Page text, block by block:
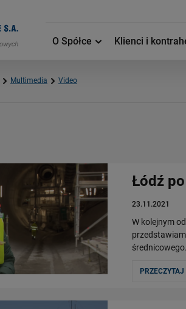
O Spółce Klienci i
Multimedia Video
Łódź
23.11.2021
W kolejnym
średnicowego.
PRZECZYTAJ